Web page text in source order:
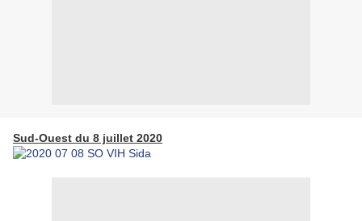
Sud-Ouest du 8 juillet 2020